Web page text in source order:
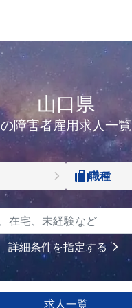
山口県
の障害者雇用求人一覧
職種
詳細条件を指定する
求人一覧